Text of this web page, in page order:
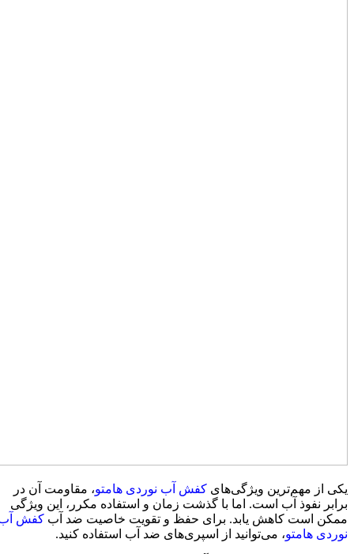
یکی از مهم‌ترین ویژگی‌های کفش آب نوردی هامتو، مقاومت آن در
برابر نفوذ آب است. اما با گذشت زمان و استفاده مکرر، این ویژگی
ممکن است کاهش یابد. برای حفظ و تقویت خاصیت ضد آب کفش‌
نوردی هامتو، می‌توانید از اسپری‌های ضد آب استفاده کنید.